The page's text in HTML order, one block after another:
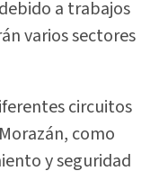
a trabajos
varios sectores
circuitos
como
y seguridad